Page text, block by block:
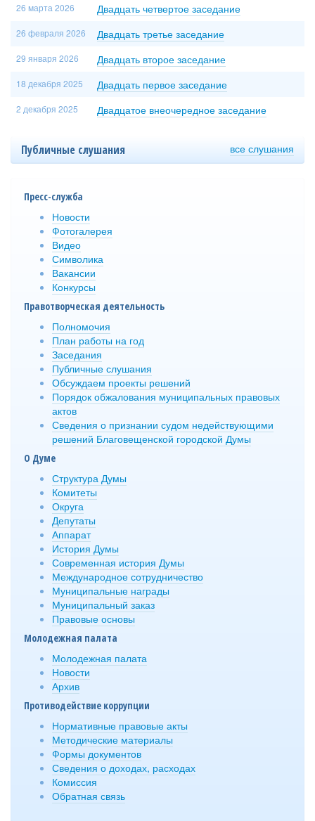
26 марта 2026 Двадцать четвертое заседание
26 февраля 2026 Двадцать третье заседание
29 января 2026 Двадцать второе заседание
18 декабря 2025 Двадцать первое заседание
2 декабря 2025 Двадцатое внеочередное заседание
Публичные слушания все слушания
Пресс-служба
Новости
Фотогалерея
Видео
Символика
Вакансии
Конкурсы
Правотворческая деятельность
Полномочия
План работы на год
Заседания
Публичные слушания
Обсуждаем проекты решений
Порядок обжалования муниципальных правовых
актов
Сведения о признании судом недействующими
решений Благовещенской городской Думы
О Думе
Структура Думы
Комитеты
Округа
Депутаты
Аппарат
История Думы
Современная история Думы
Международное сотрудничество
Муниципальные награды
Муниципальный заказ
Правовые основы
Молодежная палата
Молодежная палата
Новости
Архив
Противодействие коррупции
Нормативные правовые акты
Методические материалы
Формы документов
Сведения о доходах, расходах
Комиссия
Обратная связь